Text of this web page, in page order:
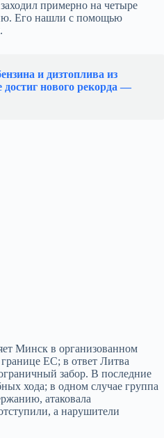
примерно на четыре
Его нашли с помощью
и дизтоплива из
нового рекорда —
Минск в организованном
ЕС; в ответ Литва
забор. В последние
хода; в одном случае группа
атаковала
а нарушители